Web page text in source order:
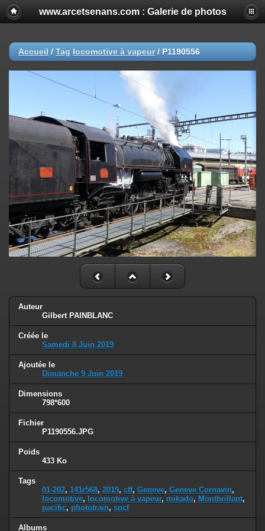
www.arcetsenans.com : Galerie de photos
Accueil / Tag locomotive à vapeur/ P1190556
Auteur
Gilbert PAINBLANC
Créée le
Samedi 8 Juin 2019
Ajoutée le
Dimanche 9 Juin 2019
Dimensions
798*600
Fichier
P1190556.JPG
Poids
433 Ko
Tags
01-202, 141r568, 2019, cff, Geneve, Geneve Cornavin,
locomotive, locomotive à vapeur, mikado, Montbrillant,
pacific, phototrain, sncf
Albums